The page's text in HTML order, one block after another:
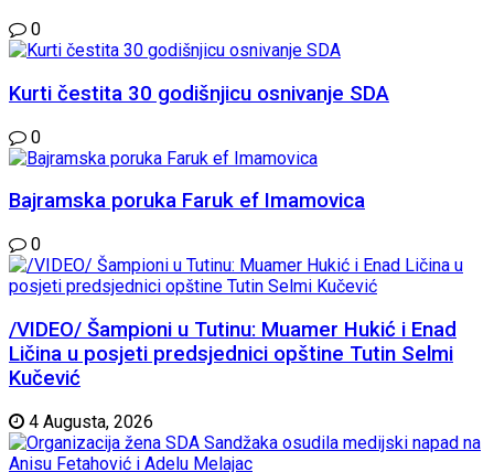
0
Kurti čestita 30 godišnjicu osnivanje SDA
0
Bajramska poruka Faruk ef Imamovica
0
/VIDEO/ Šampioni u Tutinu: Muamer Hukić i Enad
Ličina u posjeti predsjednici opštine Tutin Selmi
Kučević
4 Augusta, 2026